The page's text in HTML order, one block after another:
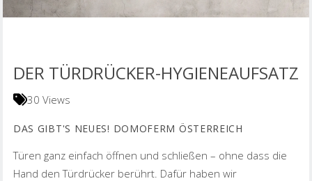
DER TÜRDRÜCKER-HYGIENEAUFSATZ
30 Views
DAS GIBT'S NEUES! DOMOFERM ÖSTERREICH
Türen ganz einfach öffnen und schließen – ohne dass die
Hand den Türdrücker berührt. Dafür haben wir